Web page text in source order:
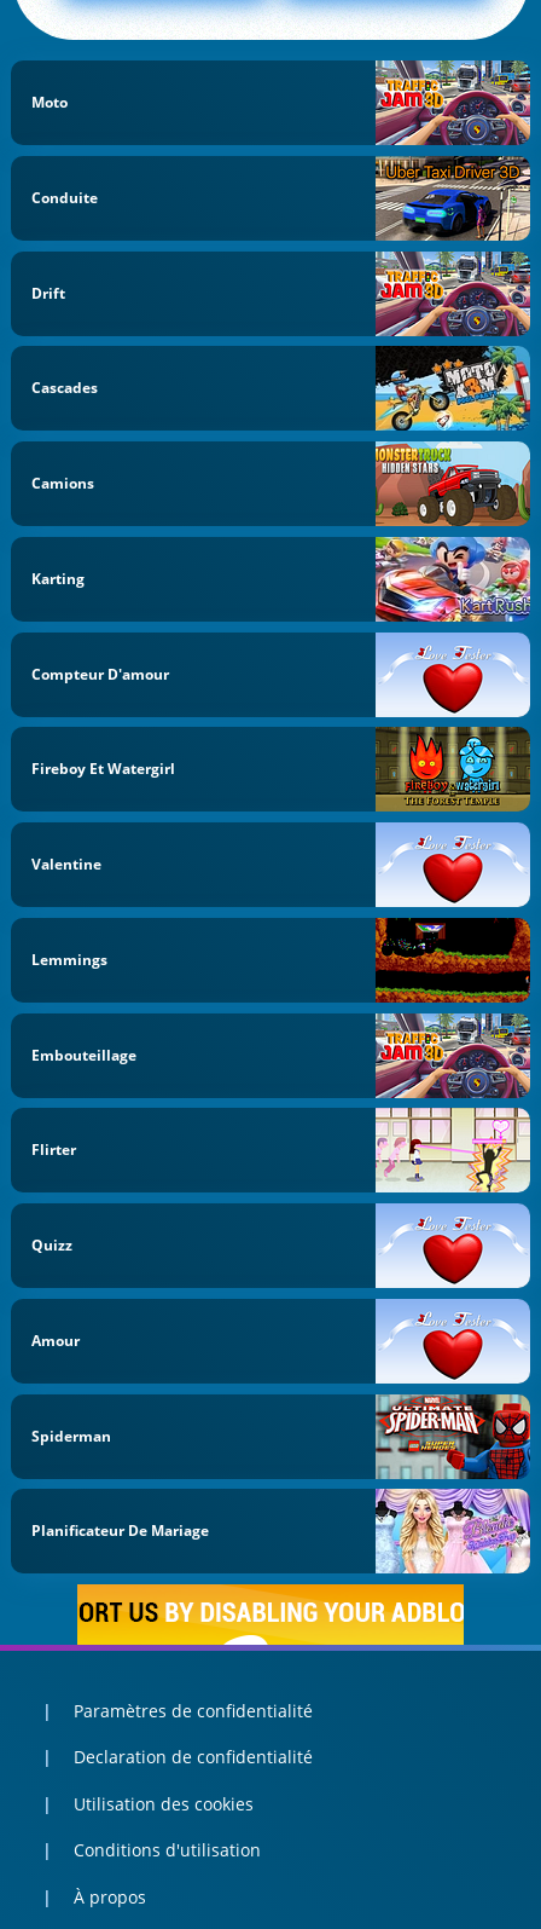
Moto
Conduite
Drift
Cascades
Camions
Karting
Compteur D'amour
Fireboy Et Watergirl
Valentine
Lemmings
Embouteillage
Flirter
Quizz
Amour
Spiderman
Planificateur De Mariage
Paramètres de confidentialité
Declaration de confidentialité
Utilisation des cookies
Conditions d'utilisation
À propos